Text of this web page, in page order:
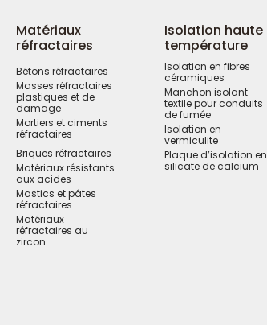
Matériaux
réfractaires
Bétons réfractaires
Masses réfractaires
plastiques et de
damage
Mortiers et ciments
réfractaires
Briques réfractaires
Matériaux résistants
aux acides
Mastics et pâtes
réfractaires
Matériaux
réfractaires au
zircon
Isolation haute
température
Isolation en fibres
céramiques
Manchon isolant
textile pour conduits
de fumée
Isolation en
vermiculite
Plaque d’isolation en
silicate de calcium